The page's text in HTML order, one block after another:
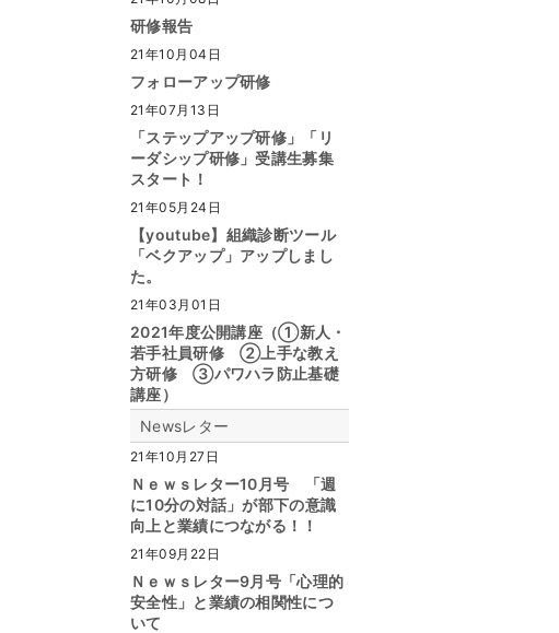
研修報告
21年10月04日
フォローアップ研修
21年07月13日
「ステップアップ研修」「リ
ーダシップ研修」受講生募集
スタート！
21年05月24日
【youtube】組織診断ツール
「ベクアップ」アップしまし
た。
21年03月01日
2021年度公開講座（①新人・
若手社員研修 ②上手な教え
方研修 ③パワハラ防止基礎
講座）
Newsレター
21年10月27日
Ｎｅｗｓレター10月号 「週
に10分の対話」が部下の意識
向上と業績につながる！！
21年09月22日
Ｎｅｗｓレター9月号「心理的
安全性」と業績の相関性につ
いて